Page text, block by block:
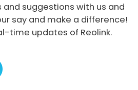
and suggestions with us and
say and make a difference!
time updates of Reolink.